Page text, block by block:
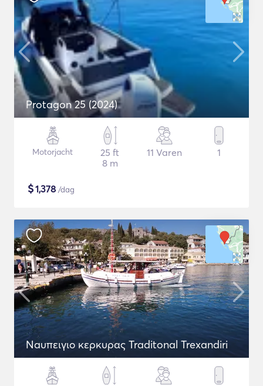
Protagon 25 (2024)
Motorjacht
25 ft
8 m
11 Varen 1
$1,378 /dag
Naυπειγιο κερκυρας Traditonal Trexandiri